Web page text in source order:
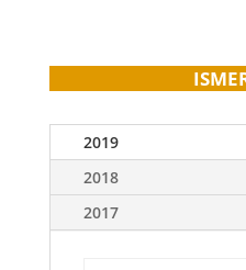
2019
2018
2017